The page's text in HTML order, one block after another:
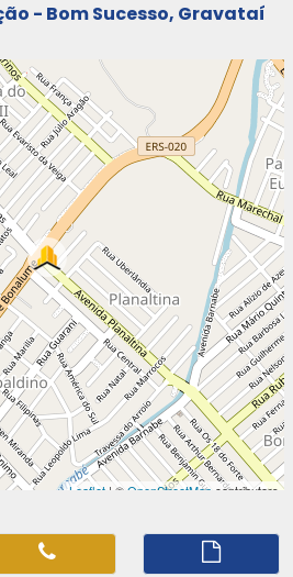
- Bom Sucesso, Gravataí